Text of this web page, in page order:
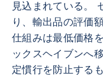
見込まれている。
り、輸出品の評価
仕組みは最低価格
ックスヘイブンへ
定慣行を防止する